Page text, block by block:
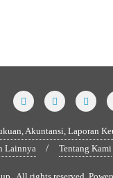
Akuntansi, Laporan
Lainnya
Tentang Kami